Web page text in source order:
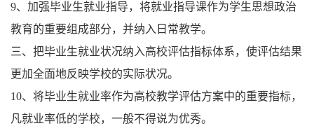
9、加强毕业生就业指导，将就业指导课作为学生思想政治
教育的重要组成部分，并纳入日常教学。
三、把毕业生就业状况纳入高校评估指标体系，使评估结果
更加全面地反映学校的实际状况。
10、将毕业生就业率作为高校教学评估方案中的重要指标，
凡就业率低的学校，一般不得说为优秀。